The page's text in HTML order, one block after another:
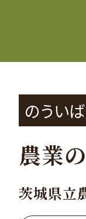
のうい
農業
茨城県立